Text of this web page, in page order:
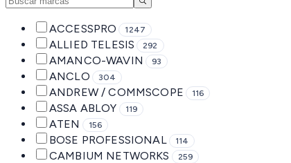
ACCESSPRO 1247
ALLIED TELESIS 292
AMANCO-WAVIN 93
ANCLO 304
ANDREW / COMMSCOPE 116
ASSA ABLOY 119
ATEN 156
BOSE PROFESSIONAL 114
CAMBIUM NETWORKS 259